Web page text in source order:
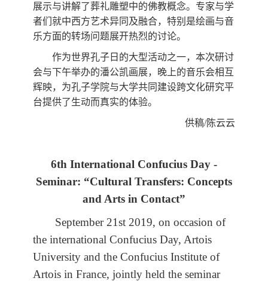
展示与讲解了葬礼雕塑中的佛教概念。专家与学
者们就中西方艺术异同及融合，特别是绘画与音
乐方面的转场问题展开热烈的讨论。
作为世界孔子日的大型活动之一，本次研讨
会与下午举办的潘公凯画展，晚上的音乐会相互
辉映，为孔子学院与大学共同建设跨文化研究平
台提供了生动而真实的体验。
供稿/陈云云
6th International Confucius Day -
Seminar: “Cultural Transfers: Concepts
and Arts in Contact”
September 21st 2019, on occasion of
the international Confucius Day, Artois
University and the Confucius Institute of
Artois in France, jointly held the seminar